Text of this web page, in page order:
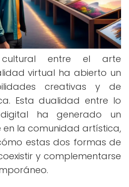
cultural entre el arte
virtual ha abierto un
creativas y de
Esta dualidad entre lo
ha generado un
la comunidad artística,
estas dos formas de
y complementarse